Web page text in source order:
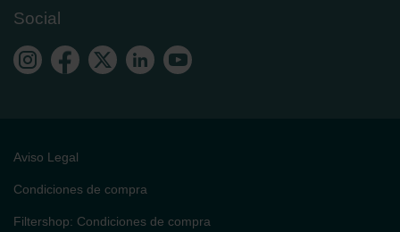
Social
Aviso Legal
Condiciones de compra
Filtershop: Condiciones de compra